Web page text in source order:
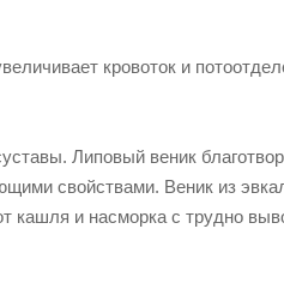
кровоток и
Липовый веник
свойствами. Веник из
кашля и насморка с трудно